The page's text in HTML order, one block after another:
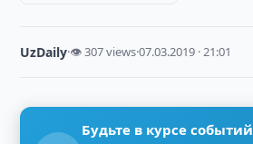
UzDaily·👁 307 views·07.03.2019 · 21:01
Будьте в курсе событий